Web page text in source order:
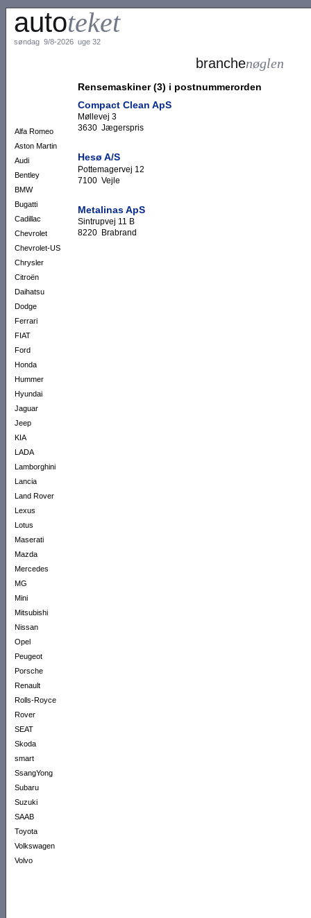
autoteket
søndag 9/8-2026 uge 32
Alfa Romeo
Aston Martin
Audi
Bentley
BMW
Bugatti
Cadillac
Chevrolet
Chevrolet-US
Chrysler
Citroën
Daihatsu
Dodge
Ferrari
FIAT
Ford
Honda
Hummer
Hyundai
Jaguar
Jeep
KIA
LADA
Lamborghini
Lancia
Land Rover
Lexus
Lotus
Maserati
Mazda
Mercedes
MG
Mini
Mitsubishi
Nissan
Opel
Peugeot
Porsche
Renault
Rolls-Royce
Rover
SEAT
Skoda
smart
SsangYong
Subaru
Suzuki
SAAB
Toyota
Volkswagen
Volvo
branchenøglen
Rensemaskiner (3) i postnummerorden
Compact Clean ApS
Møllevej 3
3630 Jægerspris
Hesø A/S
Pottemagervej 12
7100 Vejle
Metalinas ApS
Sintrupvej 11 B
8220 Brabrand